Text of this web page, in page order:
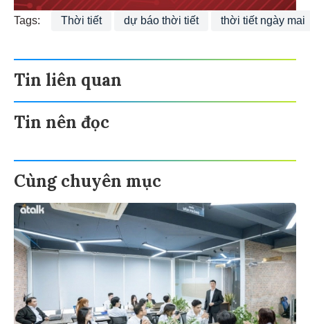
Tags: Thời tiết dự báo thời tiết thời tiết ngày mai
Tin liên quan
Tin nên đọc
Cùng chuyên mục